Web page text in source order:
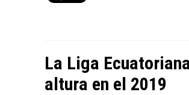
La Liga
altura en el 2019